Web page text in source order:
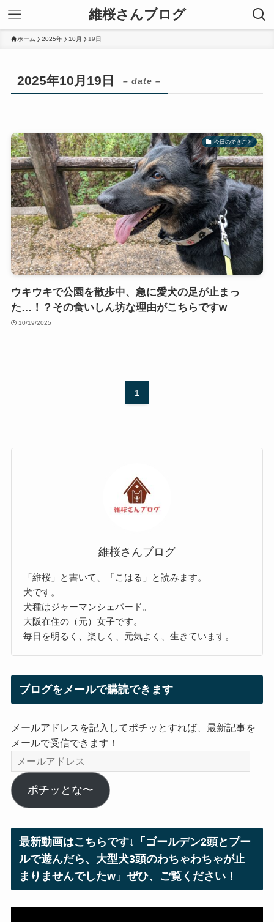
維桜さんブログ
ホーム 2025年 10月 19日
2025年10月19日 – date –
今日のできごと
ウキウキで公園を散歩中、急に愛犬の足が止まっ
た…！？その食いしん坊な理由がこちらですw
10/19/2025
1
維桜さんブログ
「維桜」と書いて、「こはる」と読みます。
犬です。
犬種はジャーマンシェパード。
大阪在住の（元）女子です。
毎日を明るく、楽しく、元気よく、生きています。
ブログをメールで購読できます
メールアドレスを記入してポチッとすれば、最新記事を
メールで受信できます！
メ
ー
ル
ア
ス
ポチッとな〜
最新動画はこちらです↓「ゴールデン2頭とプー
ルで遊んだら、大型犬3頭のわちゃわちゃが止
まりませんでしたw」ぜひ、ご覧ください！